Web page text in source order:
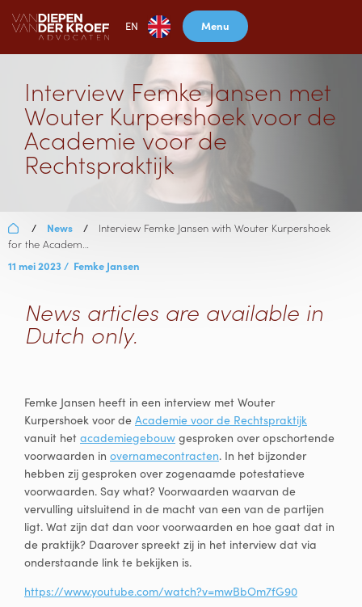
EN Menu
Interview Femke Jansen met
Wouter Kurpershoek voor de
Academie voor de
Rechtspraktijk
/ News /
Interview Femke Jansen with Wouter Kurpershoek
for the Academ…
11 mei 2023 / Femke Jansen
News articles are available in
Dutch only.
Femke Jansen heeft in een interview met Wouter
Kurpershoek voor de Academie voor de Rechtspraktijk
vanuit het academiegebouw gesproken over opschortende
voorwaarden in overnamecontracten. In het bijzonder
hebben zij gesproken over zogenaamde potestatieve
voorwaarden. Say what? Voorwaarden waarvan de
vervulling uitsluitend in de macht van een van de partijen
ligt. Wat zijn dat dan voor voorwaarden en hoe gaat dat in
de praktijk? Daarover spreekt zij in het interview dat via
onderstaande link te bekijken is.
https://www.youtube.com/watch?v=mwBbOm7fG90